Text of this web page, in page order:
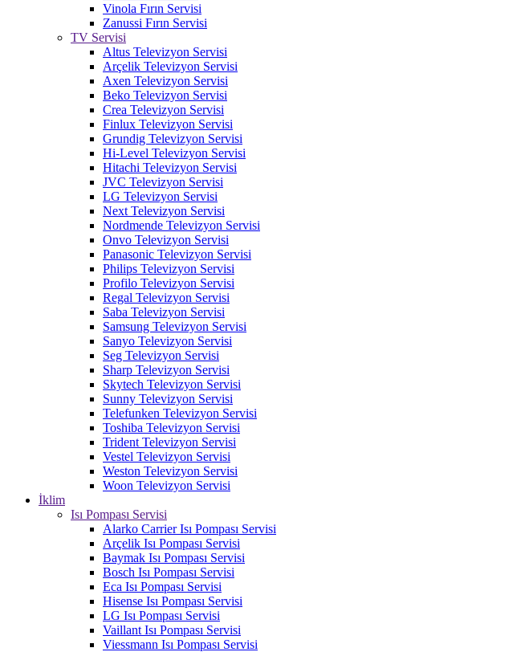
Vinola Fırın Servisi
Zanussi Fırın Servisi
TV Servisi
Altus Televizyon Servisi
Arçelik Televizyon Servisi
Axen Televizyon Servisi
Beko Televizyon Servisi
Crea Televizyon Servisi
Finlux Televizyon Servisi
Grundig Televizyon Servisi
Hi-Level Televizyon Servisi
Hitachi Televizyon Servisi
JVC Televizyon Servisi
LG Televizyon Servisi
Next Televizyon Servisi
Nordmende Televizyon Servisi
Onvo Televizyon Servisi
Panasonic Televizyon Servisi
Philips Televizyon Servisi
Profilo Televizyon Servisi
Regal Televizyon Servisi
Saba Televizyon Servisi
Samsung Televizyon Servisi
Sanyo Televizyon Servisi
Seg Televizyon Servisi
Sharp Televizyon Servisi
Skytech Televizyon Servisi
Sunny Televizyon Servisi
Telefunken Televizyon Servisi
Toshiba Televizyon Servisi
Trident Televizyon Servisi
Vestel Televizyon Servisi
Weston Televizyon Servisi
Woon Televizyon Servisi
İklim
Isı Pompası Servisi
Alarko Carrier Isı Pompası Servisi
Arçelik Isı Pompası Servisi
Baymak Isı Pompası Servisi
Bosch Isı Pompası Servisi
Eca Isı Pompası Servisi
Hisense Isı Pompası Servisi
LG Isı Pompası Servisi
Vaillant Isı Pompası Servisi
Viessmann Isı Pompası Servisi